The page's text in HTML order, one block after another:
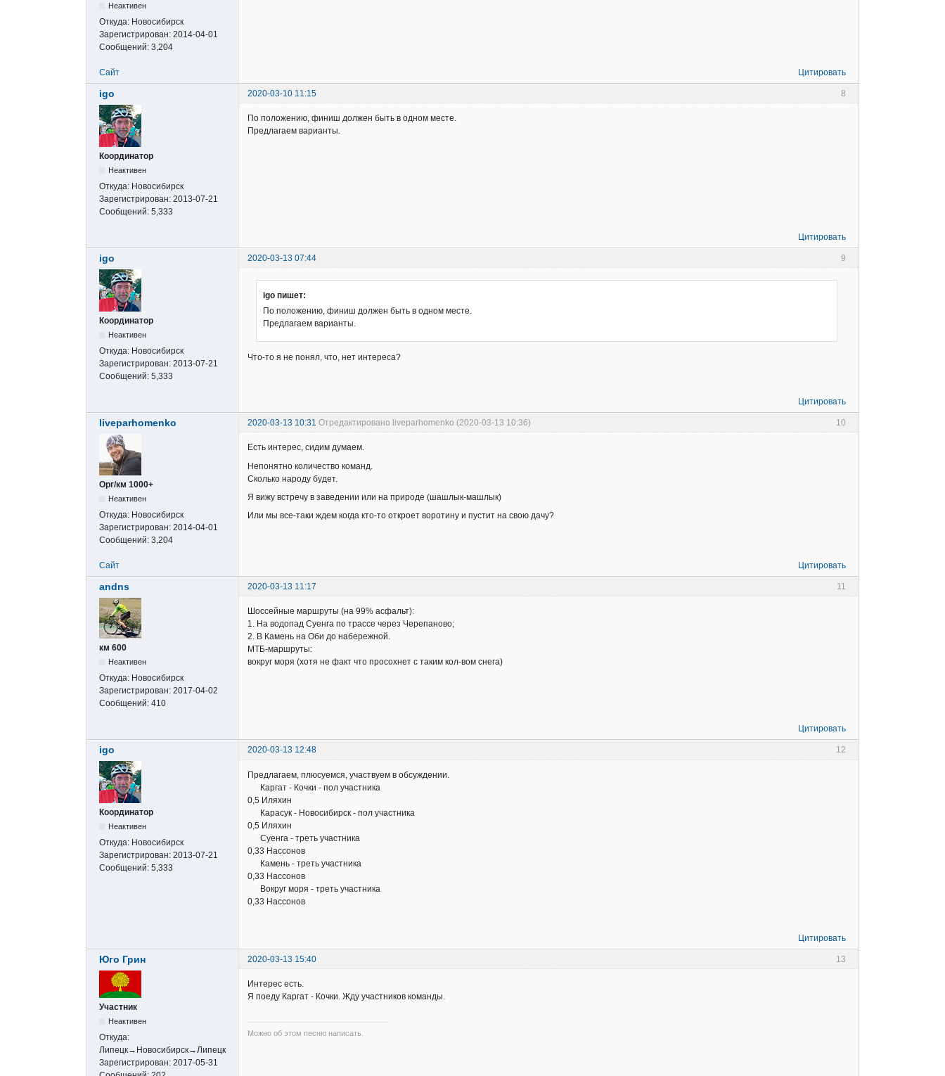
Неактивен
Откуда: Новосибирск
Зарегистрирован: 2014-04-01
Сообщений: 3,204
Сайт Цитировать
8
igo 2020-03-10 11:15
Координатор
Неактивен
Откуда: Новосибирск
Зарегистрирован: 2013-07-21
Сообщений: 5,333
По положению, финиш должен быть в одном месте.
Предлагаем варианты.
Цитировать
9
igo 2020-03-13 07:44
Координатор
Неактивен
Откуда: Новосибирск
Зарегистрирован: 2013-07-21
Сообщений: 5,333
igo пишет:
По положению, финиш должен быть в одном месте.
Предлагаем варианты.
Что-то я не понял, что, нет интереса?
Цитировать
10
liveparhomenko 2020-03-13 10:31 Отредактировано liveparhomenko (2020-03-13 10:36)
Орг/км 1000+
Неактивен
Откуда: Новосибирск
Зарегистрирован: 2014-04-01
Сообщений: 3,204
Есть интерес, сидим думаем.
Непонятно количество команд.
Сколько народу будет.
Я вижу встречу в заведении или на природе (шашлык-машлык)
Или мы все-таки ждем когда кто-то откроет воротину и пустит на свою дачу?
Сайт Цитировать
11
andns 2020-03-13 11:17
км 600
Неактивен
Откуда: Новосибирск
Зарегистрирован: 2017-04-02
Сообщений: 410
Шоссейные маршруты (на 99% асфальт):
1. На водопад Суенга по трассе через Черепаново;
2. В Камень на Оби до набережной.
МТБ-маршруты:
вокруг моря (хотя не факт что просохнет с таким кол-вом снега)
Цитировать
12
igo 2020-03-13 12:48
Координатор
Неактивен
Откуда: Новосибирск
Зарегистрирован: 2013-07-21
Сообщений: 5,333
Предлагаем, плюсуемся, участвуем в обсуждении.
Каргат - Кочки - пол участника
0,5 Иляхин
Карасук - Новосибирск - пол участника
0,5 Иляхин
Суенга - треть участника
0,33 Нассонов
Камень - треть участника
0,33 Нассонов
Вокруг моря - треть участника
0,33 Нассонов
Цитировать
13
Юго Грин 2020-03-13 15:40
Участник
Неактивен
Откуда:
Липецк→Новосибирск→Липецк
Зарегистрирован: 2017-05-31
Интерес есть.
Я поеду Каргат - Кочки. Жду участников команды.
Можно об этом песню написать.